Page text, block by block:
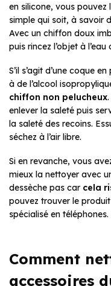
en silicone, vous
simple qui soit, à savoir
Avec un chiffon doux
puis rincez l’objet à
S’il s’agit d’une coque
à de l’alcool
chiffon non pelucheux
enlever la saleté puis
la saleté des recoins.
séchez à l’air libre.
Si en revanche, vous
mieux la nettoyer avec
dessèche pas car cela
pouvez trouver le
spécialisé en téléphones.
Comment
accessoires